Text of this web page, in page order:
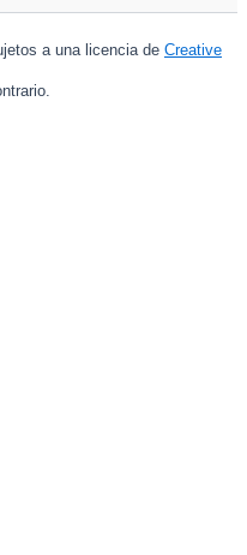
a una licencia de Creative